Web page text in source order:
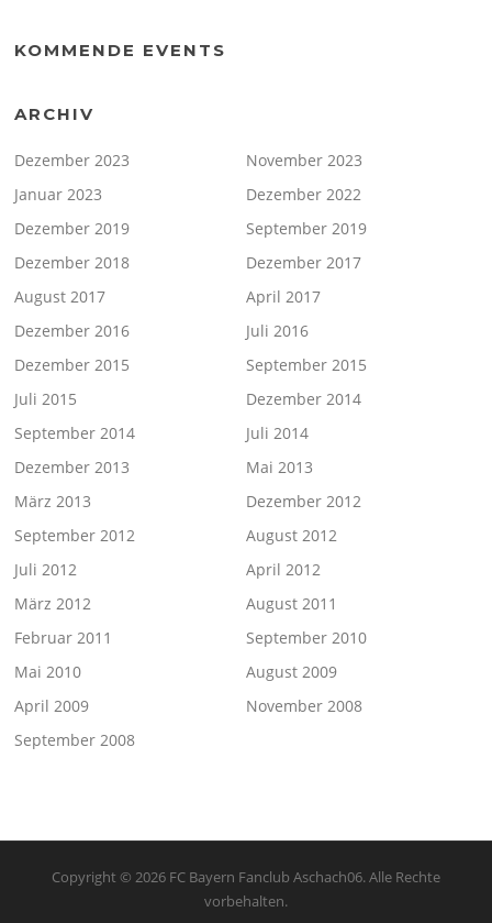
KOMMENDE EVENTS
ARCHIV
Dezember 2023
November 2023
Januar 2023
Dezember 2022
Dezember 2019
September 2019
Dezember 2018
Dezember 2017
August 2017
April 2017
Dezember 2016
Juli 2016
Dezember 2015
September 2015
Juli 2015
Dezember 2014
September 2014
Juli 2014
Dezember 2013
Mai 2013
März 2013
Dezember 2012
September 2012
August 2012
Juli 2012
April 2012
März 2012
August 2011
Februar 2011
September 2010
Mai 2010
August 2009
April 2009
November 2008
September 2008
Copyright © 2026 FC Bayern Fanclub Aschach06. Alle Rechte
vorbehalten.